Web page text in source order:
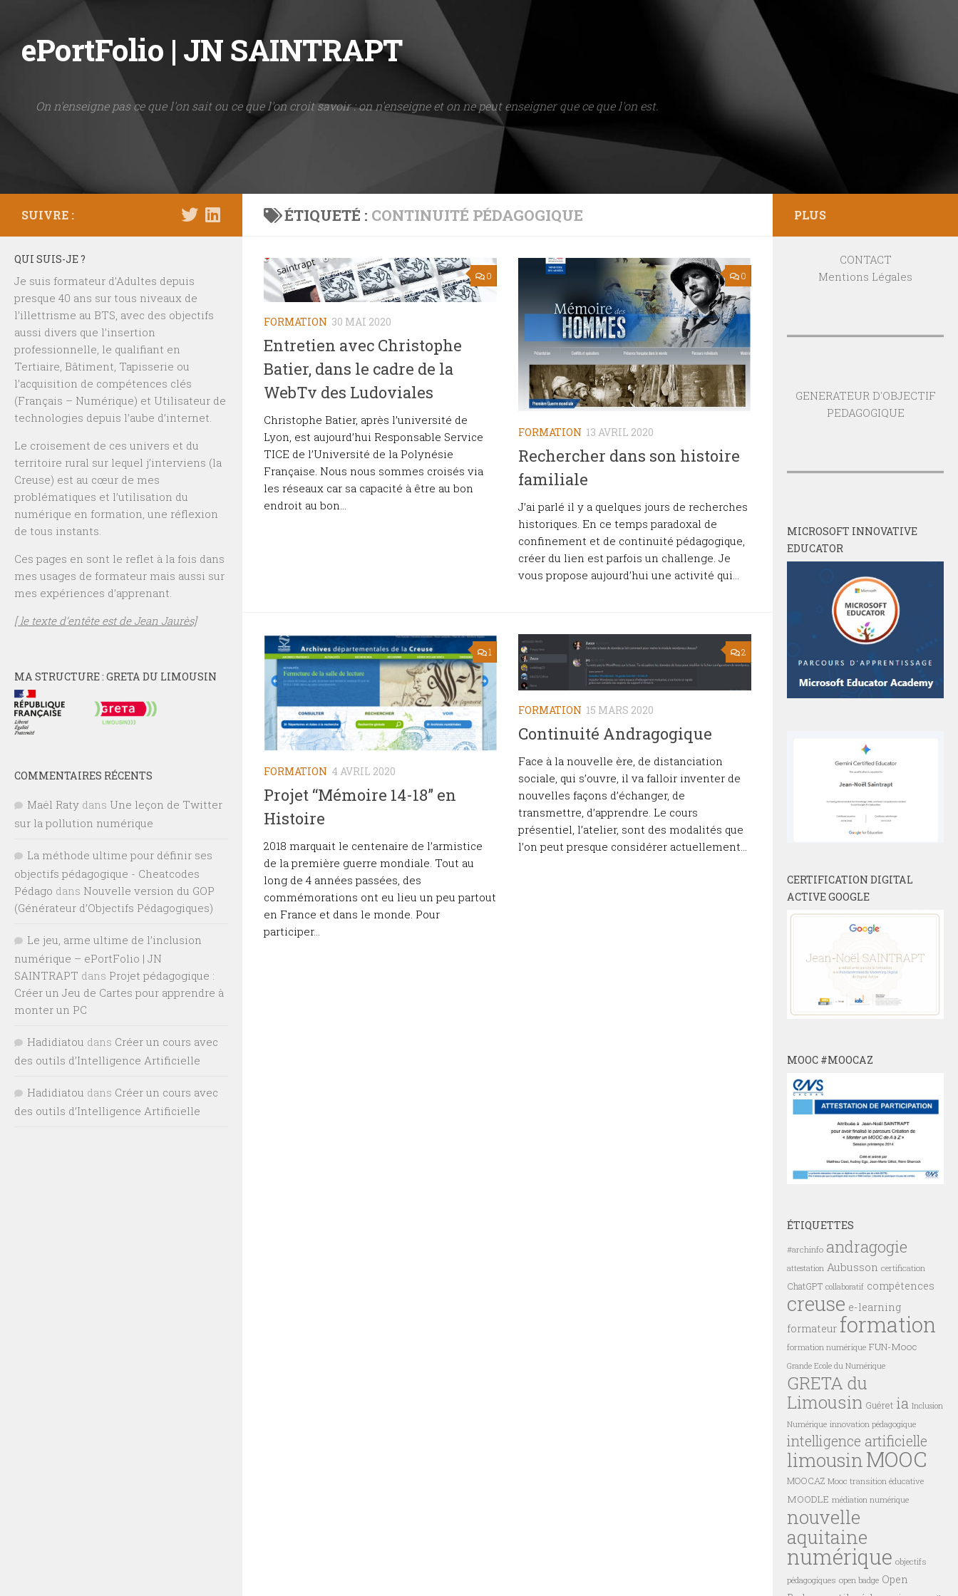
Skip to content
ePortFolio | JN SAINTRAPT
On n'enseigne pas ce que l'on sait ou ce que l'on croit savoir : on n'enseigne et on ne peut enseigner que ce que l'on est.
ÉTIQUETÉ : CONTINUITÉ PÉDAGOGIQUE
0
FORMATION 30 MAI 2020
Entretien avec Christophe
Batier, dans le cadre de la
WebTv des Ludoviales
Christophe Batier, après l’université de
Lyon, est aujourd’hui Responsable Service
TICE de l’Université de la Polynésie
Française. Nous nous sommes croisés via
les réseaux car sa capacité à être au bon
endroit au bon...
0
FORMATION 13 AVRIL 2020
Rechercher dans son histoire
familiale
J’ai parlé il y a quelques jours de recherches
historiques. En ce temps paradoxal de
confinement et de continuité pédagogique,
créer du lien est parfois un challenge. Je
vous propose aujourd’hui une activité qui...
1
FORMATION 4 AVRIL 2020
Projet “Mémoire 14-18” en
Histoire
2018 marquait le centenaire de l’armistice
de la première guerre mondiale. Tout au
long de 4 années passées, des
commémorations ont eu lieu un peu partout
en France et dans le monde. Pour
participer...
2
FORMATION 15 MARS 2020
Continuité Andragogique
Face à la nouvelle ère, de distanciation
sociale, qui s’ouvre, il va falloir inventer de
nouvelles façons d’échanger, de
transmettre, d’apprendre. Le cours
présentiel, l’atelier, sont des modalités que
l’on peut presque considérer actuellement...
SUIVRE :
QUI SUIS-JE ?
Je suis formateur d’Adultes depuis
presque 40 ans sur tous niveaux de
l’illettrisme au BTS, avec des objectifs
aussi divers que l’insertion
professionnelle, le qualifiant en
Tertiaire, Bâtiment, Tapisserie ou
l’acquisition de compétences clés
(Français – Numérique) et Utilisateur de
technologies depuis l’aube d’internet.
Le croisement de ces univers et du
territoire rural sur lequel j’interviens (la
Creuse) est au cœur de mes
problématiques et l’utilisation du
numérique en formation, une réflexion
de tous instants.
Ces pages en sont le reflet à la fois dans
mes usages de formateur mais aussi sur
mes expériences d’apprenant.
[ le texte d’entête est de Jean Jaurès]
MA STRUCTURE : GRETA DU LIMOUSIN
COMMENTAIRES RÉCENTS
Maël Raty dans Une leçon de Twitter
sur la pollution numérique
La méthode ultime pour définir ses
objectifs pédagogique - Cheatcodes
Pédago dans Nouvelle version du GOP
(Générateur d’Objectifs Pédagogiques)
Le jeu, arme ultime de l’inclusion
numérique – ePortFolio | JN
SAINTRAPT dans Projet pédagogique :
Créer un Jeu de Cartes pour apprendre à
monter un PC
Hadidiatou dans Créer un cours avec
des outils d’Intelligence Artificielle
Hadidiatou dans Créer un cours avec
des outils d’Intelligence Artificielle
PLUS
CONTACT
Mentions Légales
GENERATEUR D'OBJECTIF
PEDAGOGIQUE
MICROSOFT INNOVATIVE
EDUCATOR
CERTIFICATION DIGITAL
ACTIVE GOOGLE
MOOC #MOOCAZ
ÉTIQUETTES
#archinfo andragogie
attestation Aubusson certification
ChatGPT collaboratif compétences
creuse e-learning
formateur formation
formation numérique FUN-Mooc
Grande Ecole du Numérique
GRETA du
Limousin Guéret ia Inclusion
Numérique innovation pédagogique
intelligence artificielle
limousin MOOC
MOOCAZ Mooc transition éducative
MOODLE médiation numérique
nouvelle
aquitaine
numérique objectifs
pédagogiques open badge Open